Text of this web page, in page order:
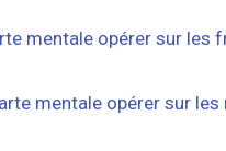
mentale opérer sur les
mentale opérer sur